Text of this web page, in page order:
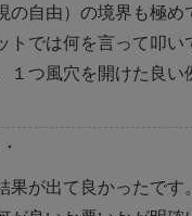
の自由）の境界も極め
トでは何を言って叩い
１つ風穴を開けた良い
果が出て良かったです。